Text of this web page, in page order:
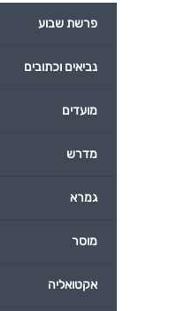
פרשת שבוע
נביאים וכתובים
מועדים
מדרש
גמרא
מוסר
אקטואליה